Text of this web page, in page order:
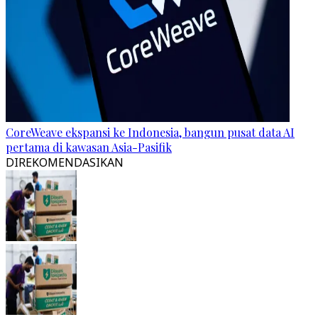
CoreWeave ekspansi ke Indonesia, bangun pusat data AI
pertama di kawasan Asia-Pasifik
DIREKOMENDASIKAN